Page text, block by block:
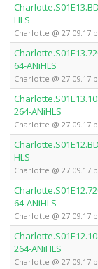
HLS
Charlotte @ 27.09.17
64-ANiHLS
Charlotte @ 27.09.17
264-ANiHLS
Charlotte @ 27.09.17
HLS
Charlotte @ 27.09.17
64-ANiHLS
Charlotte @ 27.09.17
264-ANiHLS
Charlotte @ 27.09.17